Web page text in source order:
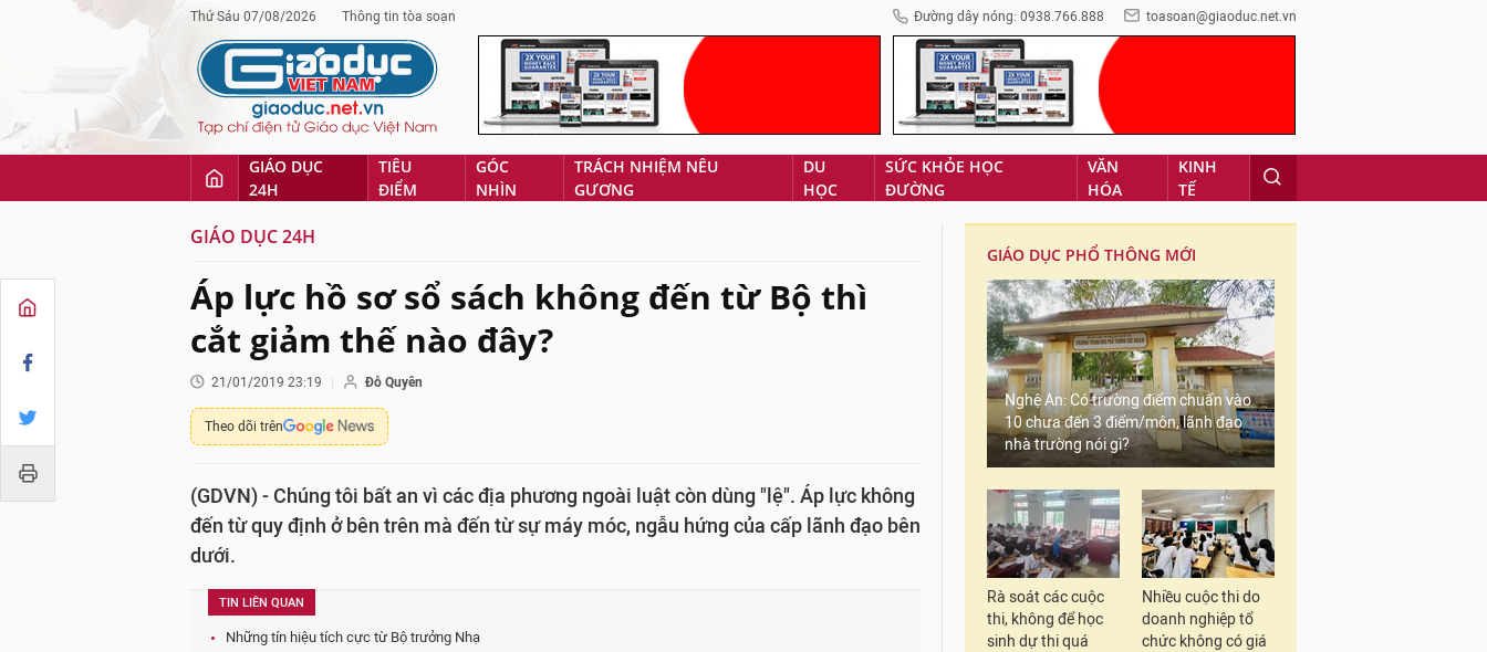
Thứ Sáu 07/08/2026 Thông tin tòa soạn Đường dây nóng: 0938.766.888 toasoan@giaoduc.net.vn
GIÁO DỤC
24H
TIÊU
ĐIỂM
GÓC
NHÌN
TRÁCH NHIỆM NÊU
GƯƠNG
DU
HỌC
SỨC KHỎE HỌC
ĐƯỜNG
VĂN
HÓA
KINH
TẾ
GIÁO DỤC 24H
Áp lực hồ sơ sổ sách không đến từ Bộ thì
cắt giảm thế nào đây?
21/01/2019 23:19 Đỗ Quyên
Theo dõi trên
(GDVN) - Chúng tôi bất an vì các địa phương ngoài luật còn dùng "lệ". Áp lực không
đến từ quy định ở bên trên mà đến từ sự máy móc, ngẫu hứng của cấp lãnh đạo bên
dưới.
TIN LIÊN QUAN
Những tín hiệu tích cực từ Bộ trưởng Nhạ
GIÁO DỤC PHỔ THÔNG MỚI
Nghệ An: Có trường điểm chuẩn vào
10 chưa đến 3 điểm/môn, lãnh đạo
nhà trường nói gì?
Rà soát các cuộc
thi, không để học
sinh dự thi quá
Nhiều cuộc thi do
doanh nghiệp tổ
chức không có giá